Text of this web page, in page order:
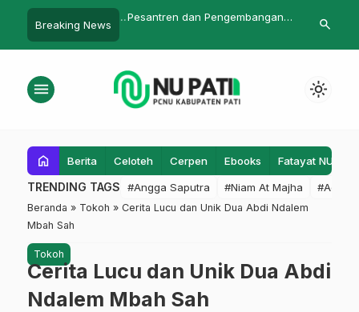
Breaking News
Pesantren dan Pengembangan
Berkat Koin
Milyar
search
menu light_mode
home Berita Celoteh Cerpen Ebooks Fatayat NU
TRENDING TAGS #Angga Saputra #Niam At Majha #Admin
Beranda » Tokoh » Cerita Lucu dan Unik Dua Abdi Ndalem
Mbah Sah
Tokoh
Cerita Lucu dan Unik Dua Abdi
Ndalem Mbah Sah